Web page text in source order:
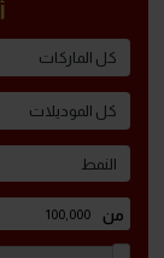
كل الماركات
كل الموديلات
النمط